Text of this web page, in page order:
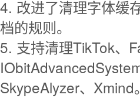
4. 改进了清理字体缓
档的规则。
5. 支持清理TikTok、
SkypeAlyzer、Xmind。